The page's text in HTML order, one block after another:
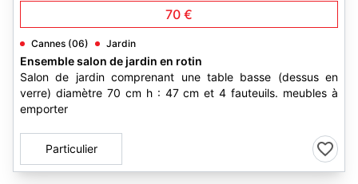
70 €
Cannes (06) Jardin
Ensemble salon de jardin en rotin
Salon de jardin comprenant une table basse (dessus en
verre) diamètre 70 cm h : 47 cm et 4 fauteuils. meubles à
emporter
Particulier